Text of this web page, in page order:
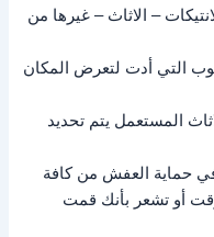
– الاثاث – غيرها من
التي أدت لتعرض المكان
المستعمل يتم تحديد
حماية العفش من كافة
أو تشعر بأنك قمت